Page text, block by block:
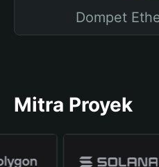
Dompet
Mitra Proyek